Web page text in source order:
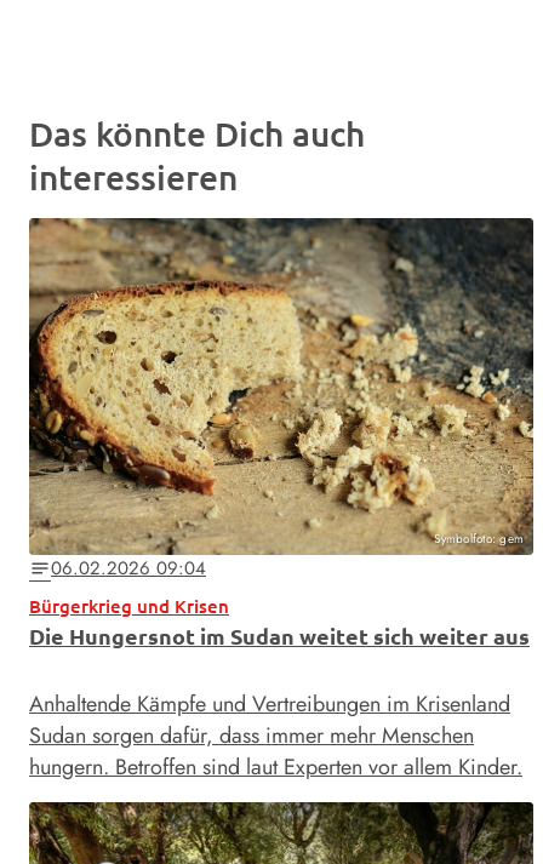
Das könnte Dich auch
interessieren
Symbolfoto: gem
notes06.02.2026 09:04
Bürgerkrieg und Krisen
Die Hungersnot im Sudan weitet sich weiter aus
Anhaltende Kämpfe und Vertreibungen im Krisenland
Sudan sorgen dafür, dass immer mehr Menschen
hungern. Betroffen sind laut Experten vor allem Kinder.